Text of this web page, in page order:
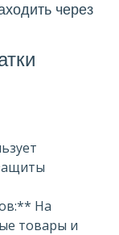
через
На
товары и